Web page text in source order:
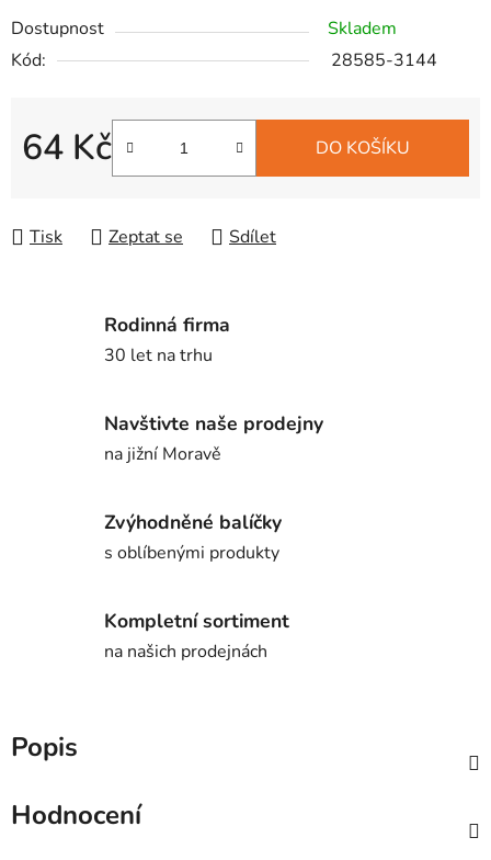
Dostupnost
Skladem
Kód:
28585-3144
64 Kč
Měrná cena:
DO KOŠÍKU
Tisk Zeptat se Sdílet
Rodinná firma
30 let na trhu
Navštivte naše prodejny
na jižní Moravě
Zvýhodněné balíčky
s oblíbenými produkty
Kompletní sortiment
na našich prodejnách
Popis
Hodnocení